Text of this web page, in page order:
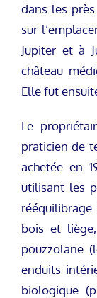
dans les
sur
Jupiter et à
château
Elle fut
Le
praticien de
achetée en
utilisant les
bois et
pouzzolane
enduits
biologique